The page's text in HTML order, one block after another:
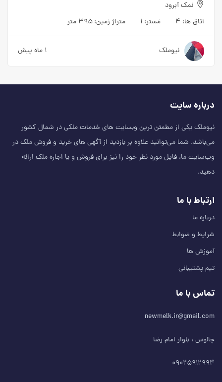
نمک آبرود
اتاق ها: ۴ مَستر: ۱ متراژ زمین:۳۹۵ متر
نیوملک ۱ ماه پیش
درباره سایت
نیوملک یکی از مطمئن‌ ترین وبسایت های خدمات ملکی در شمال کشور
می‌باشد. شما می‌توانید علاوه بر بازدید از آگهی های خرید و فروش ملک در
وب‌سایت ما، فایل مورد نظر خود را نیز برای فروش و یا اجاره ملک ارائه
دهید.
ارتباط با ما
درباره ما
شرایط و ضوابط
آموزش ها
تیم پشتیبانی
تماس با ما
newmelk.ir@gmail.com
چالوس ، بلوار امام رضا
۰۹۰۲۵۹۱۲۹۹۴